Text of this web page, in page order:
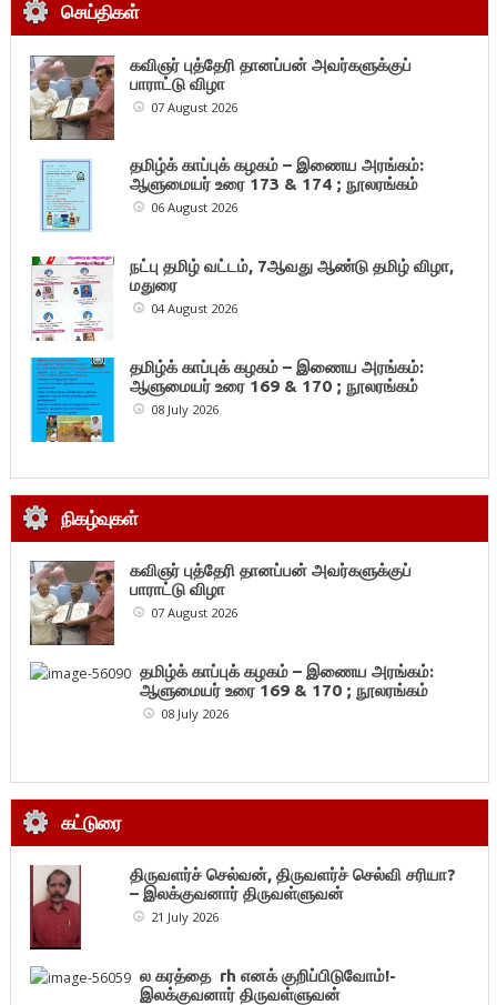
செய்திகள்
கவிஞர் புத்தேரி தானப்பன் அவர்களுக்குப்
பாராட்டு விழா
07 August 2026
தமிழ்க் காப்புக் கழகம் – இணைய அரங்கம்:
ஆளுமையர் உரை 173 & 174 ; நூலரங்கம்
06 August 2026
நட்பு தமிழ் வட்டம், 7ஆவது ஆண்டு தமிழ் விழா,
மதுரை
04 August 2026
தமிழ்க் காப்புக் கழகம் – இணைய அரங்கம்:
ஆளுமையர் உரை 169 & 170 ; நூலரங்கம்
08 July 2026
நிகழ்வுகள்
கவிஞர் புத்தேரி தானப்பன் அவர்களுக்குப்
பாராட்டு விழா
07 August 2026
தமிழ்க் காப்புக் கழகம் – இணைய அரங்கம்:
ஆளுமையர் உரை 169 & 170 ; நூலரங்கம்
08 July 2026
கட்டுரை
திருவளர்ச் செல்வன், திருவளர்ச் செல்வி சரியா?
– இலக்குவனார் திருவள்ளுவன்
21 July 2026
ல கரத்தை rh எனக் குறிப்பிடுவோம்!-
இலக்குவனார் திருவள்ளுவன்